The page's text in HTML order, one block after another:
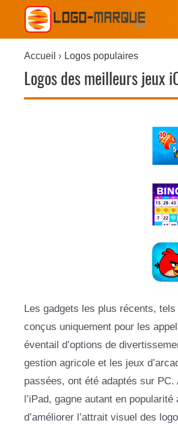
Accueil Logos populaires
Logos des meilleurs jeux
Les gadgets les plus récents,
conçus uniquement pour les
éventail d’options de
gestion agricole et les jeux
passées, ont été adaptés sur PC.
l’iPad, gagne autant en
d’améliorer l’attrait visuel des